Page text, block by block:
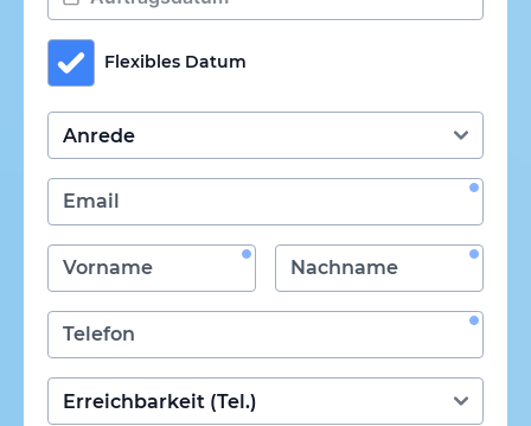
Flexibles Datum